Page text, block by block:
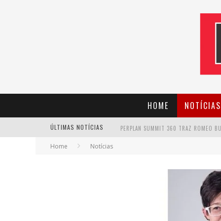
HOME NOTÍCIAS
ÚLTIMAS NOTÍCIAS
Home Notícias